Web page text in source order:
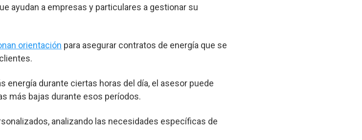
ayudan a empresas y particulares a gestionar su
orientación para asegurar contratos de energía que se
energía durante ciertas horas del día, el asesor puede
más bajas durante esos períodos.
analizando las necesidades específicas de